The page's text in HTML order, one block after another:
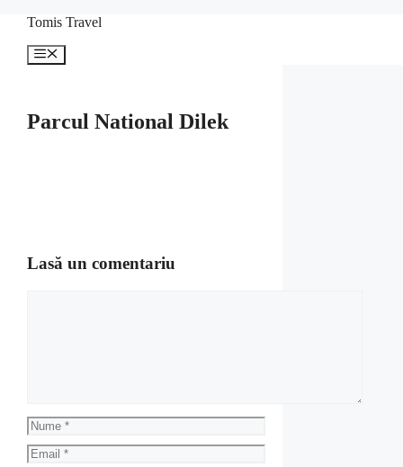
conținut
Tomis Travel
Meniu
Parcul National Dilek
Lasă un comentariu
Nume
Email